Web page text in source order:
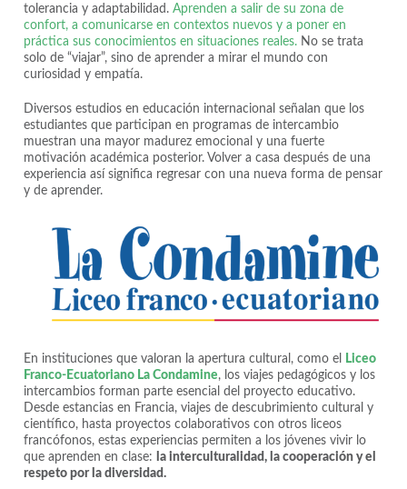
tolerancia y adaptabilidad.Aprenden a salir de su zona de
confort, a comunicarse en contextos nuevos y a poner en
práctica sus conocimientos en situaciones reales. No se trata
solo de “viajar”, sino de aprender a mirar el mundo con
curiosidad y empatía.
Diversos estudios en educación internacional señalan que los
estudiantes que participan en programas de intercambio
muestran una mayor madurez emocional y una fuerte
motivación académica posterior. Volver a casa después de una
experiencia así significa regresar con una nueva forma de pensar
y de aprender.
En instituciones que valoran la apertura cultural, como el
Liceo
Franco-Ecuatoriano La Condamine, los viajes pedagógicos y los
intercambios forman parte esencial del proyecto educativo.
Desde estancias en Francia, viajes de descubrimiento cultural y
científico, hasta proyectos colaborativos con otros liceos
francófonos, estas experiencias permiten a los jóvenes vivir lo
que aprenden en clase:
la interculturalidad, la cooperación y el
respeto por la diversidad.